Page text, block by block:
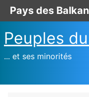
Peuples
... et ses minorités
Pays des